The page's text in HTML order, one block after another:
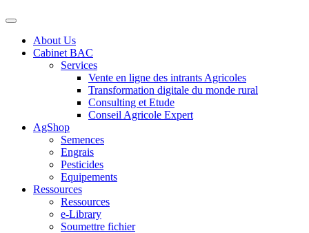
About Us
Cabinet BAC
Services
Vente en ligne des intrants Agricoles
Transformation digitale du monde rural
Consulting et Etude
Conseil Agricole Expert
AgShop
Semences
Engrais
Pesticides
Equipements
Ressources
Ressources
e-Library
Soumettre fichier